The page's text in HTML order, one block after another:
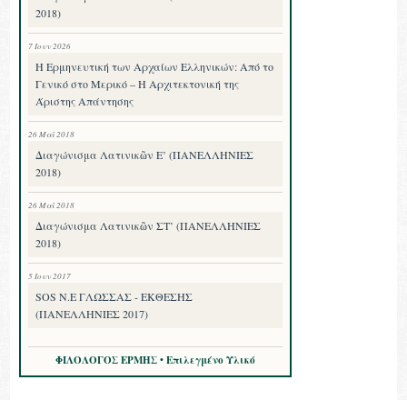
2018)
7 Ιουν 2026
Η Ερμηνευτική των Αρχαίων Ελληνικών: Από το
Γενικό στο Μερικό – Η Αρχιτεκτονική της
Άριστης Απάντησης
26 Μαΐ 2018
Διαγώνισμα Λατινικῶν Ε’ (ΠΑΝΕΛΛΗΝΙΕΣ
2018)
26 Μαΐ 2018
Διαγώνισμα Λατινικῶν ΣΤ’ (ΠΑΝΕΛΛΗΝΙΕΣ
2018)
5 Ιουν 2017
SOS Ν.Ε ΓΛΩΣΣΑΣ - ΕΚΘΕΣΗΣ
(ΠΑΝΕΛΛΗΝΙΕΣ 2017)
ΦΙΛΟΛΟΓΟΣ ΕΡΜΗΣ • Επιλεγμένο Υλικό